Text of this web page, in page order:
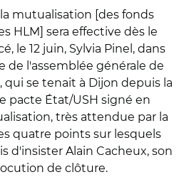
mutualisation [des fonds
HLM] sera effective dès le
le 12 juin, Sylvia Pinel, dans
de l'assemblée générale de
qui se tenait à Dijon depuis la
pacte État/USH signé en
très attendue par la
quatre points sur lesquels
d'insister Alain Cacheux, son
de clôture.